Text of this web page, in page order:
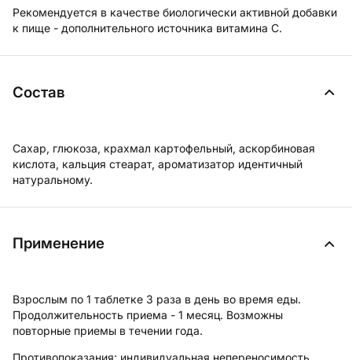
Рекомендуется в качестве биологически активной добавки
к пище - дополнительного источника витамина С.
Состав
Сахар, глюкоза, крахмал картофельный, аскорбиновая
кислота, кальция стеарат, ароматизатор идентичный
натуральному.
Применение
Взрослым по 1 таблетке 3 раза в день во время еды.
Продолжительность приема - 1 месяц. Возможны
повторные приемы в течении года.
Противопоказания: индивидуальная непереносимость